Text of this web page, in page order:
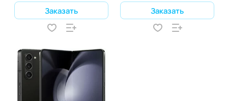
Заказать Заказать